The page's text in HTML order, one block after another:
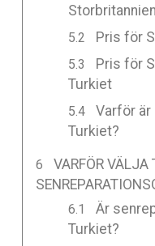
Storbritannien
Pris för
Pris för
Turkiet
Varför
Turkiet?
VARFÖR VÄLJA
Är
Turkiet?